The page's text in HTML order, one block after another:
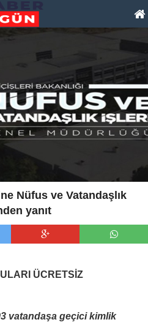
Nüfus ve Vatandaşlık
yanıt
ÜCRETSİZ
vatandaşa geçici kimlik